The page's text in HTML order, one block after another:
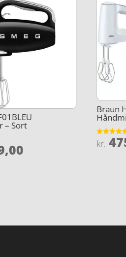
– Sort
Braun
Vurderet
4.5
kr.